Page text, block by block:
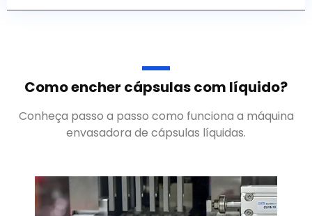
Como encher cápsulas com líquido?
Conheça passo a passo como funciona a máquina
envasadora de cápsulas líquidas.